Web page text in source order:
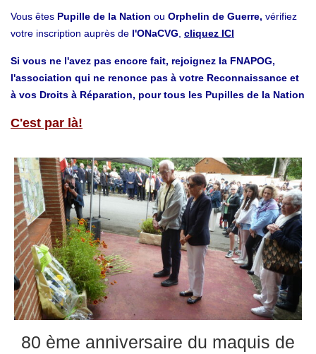
Vous êtes Pupille de la Nation ou Orphelin de Guerre, vérifiez
votre inscription auprès de l'ONaCVG cliquez ICI
Si vous ne l'avez pas encore fait, rejoignez la FNAPOG,
l'association qui ne renonce pas à votre Reconnaissance et
à vos Droits à Réparation, pour tous les Pupilles de la Nation
C'est par là!
80 ème anniversaire du maquis de